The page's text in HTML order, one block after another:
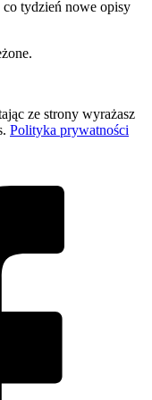
tydzień nowe opisy
ze strony wyrażasz
Polityka prywatności